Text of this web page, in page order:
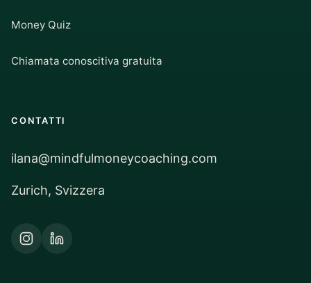
Money Quiz
Chiamata conoscitiva gratuita
CONTATTI
ilana@mindfulmoneycoaching.com
Zurich, Svizzera